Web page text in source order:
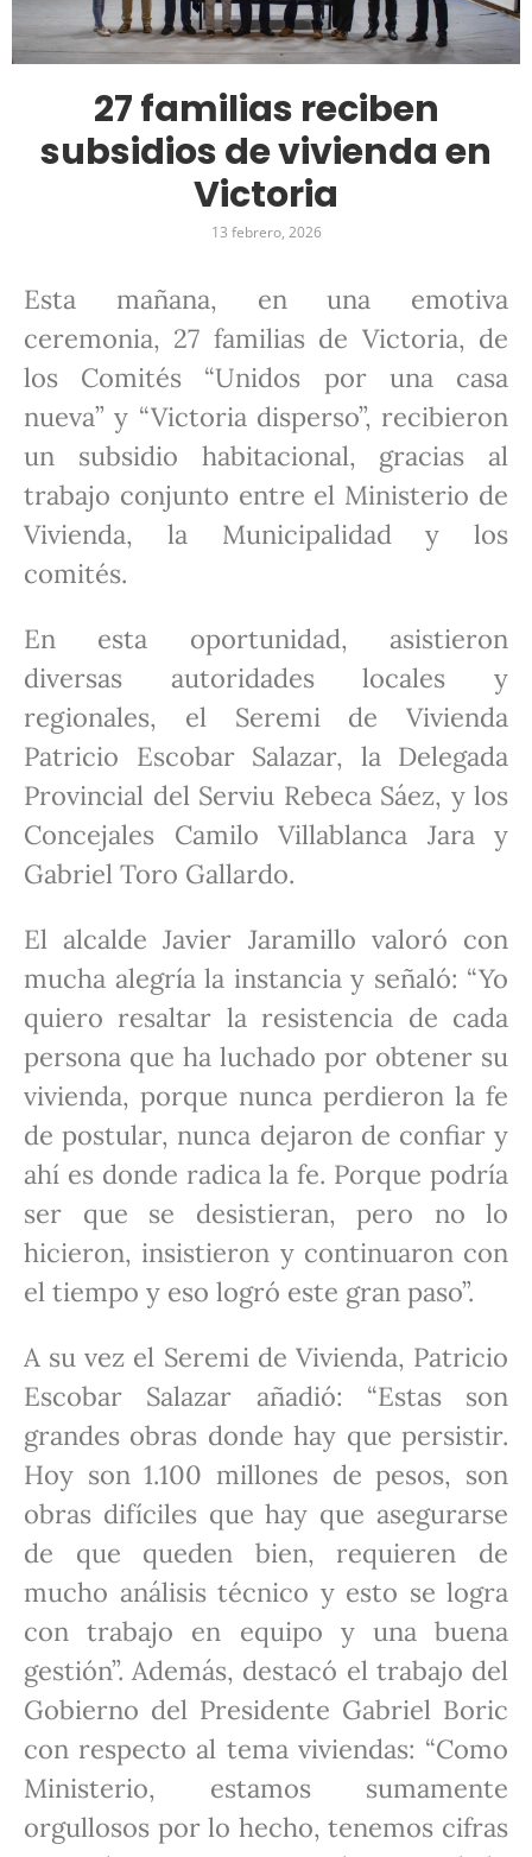
27 familias reciben
subsidios de vivienda en
Victoria
13 febrero, 2026
Esta mañana, en una emotiva
ceremonia, 27 familias de Victoria, de
los Comités “Unidos por una casa
nueva” y “Victoria disperso”, recibieron
un subsidio habitacional, gracias al
trabajo conjunto entre el Ministerio de
Vivienda, la Municipalidad y los
comités.
En esta oportunidad, asistieron
diversas autoridades locales y
regionales, el Seremi de Vivienda
Patricio Escobar Salazar, la Delegada
Provincial del Serviu Rebeca Sáez, y los
Concejales Camilo Villablanca Jara y
Gabriel Toro Gallardo.
El alcalde Javier Jaramillo valoró con
mucha alegría la instancia y señaló: “Yo
quiero resaltar la resistencia de cada
persona que ha luchado por obtener su
vivienda, porque nunca perdieron la fe
de postular, nunca dejaron de confiar y
ahí es donde radica la fe. Porque podría
ser que se desistieran, pero no lo
hicieron, insistieron y continuaron con
el tiempo y eso logró este gran paso”.
A su vez el Seremi de Vivienda, Patricio
Escobar Salazar añadió: “Estas son
grandes obras donde hay que persistir.
Hoy son 1.100 millones de pesos, son
obras difíciles que hay que asegurarse
de que queden bien, requieren de
mucho análisis técnico y esto se logra
con trabajo en equipo y una buena
gestión”. Además, destacó el trabajo del
Gobierno del Presidente Gabriel Boric
con respecto al tema viviendas: “Como
Ministerio, estamos sumamente
orgullosos por lo hecho, tenemos cifras